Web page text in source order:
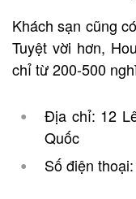
Khách sạn cũng
Tuyệt vời hơn,
chỉ từ 200-500
Địa chỉ: 12
Quốc
Số điện